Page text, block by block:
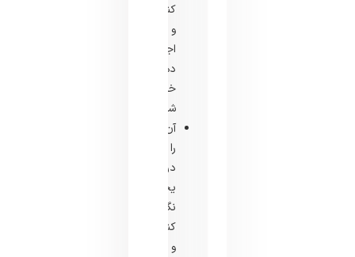
کنید
و
اجازه
دهید
خنک
شود.
آن
را
در
یخچال
نگهداری
کنید
و